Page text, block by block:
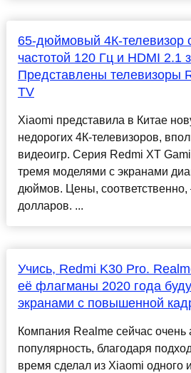
65-дюймовый 4К-телевизор
частотой 120 Гц и HDMI 2.1
Представлены телевизоры
TV
Xiaomi представила в Китае
недорогих 4К-телевизоров,
видеоигр. Серия Redmi XT
тремя моделями с экранами
дюймов. Цены,
долларов. ...
Учись, Redmi K30 Pro.
её флагманы 2020 года
экранами с повышенной
Компания Realme сейчас очень
популярность, благодаря
время сделал из Xiaomi одного